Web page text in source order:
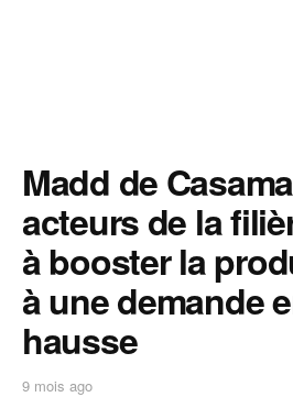
‎Madd de
acteurs de la
à booster la
à une demande
hausse
9 mois ago